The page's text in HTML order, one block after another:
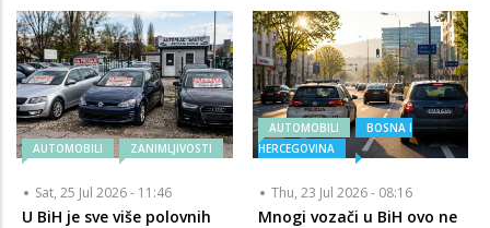
AUTOMOBILI ZANIMLJIVOSTI
Sat, 25 Jul 2026 - 11:46
U BiH je sve više polovnih
AUTOMOBILI
BOSNA I
HERCEGOVINA
Thu, 23 Jul 2026 - 08:16
Mnogi vozači u BiH ovo ne